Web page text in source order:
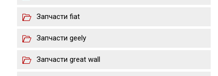
Запчасти fiat
Запчасти geely
Запчасти great wall